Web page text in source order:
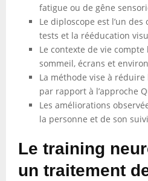
fatigue ou de gêne
Le diploscope est l’un
tests et la rééducation
Le contexte de vie
sommeil, écrans et
La méthode vise à
par rapport à l’approche
Les améliorations
la personne et de son
Le training
un traitement